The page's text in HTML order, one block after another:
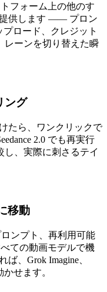
フォーム上の他のす
供します —— プロン
ロード、クレジット
レーンを切り替えた瞬
ング
たら、ワンクリックで
2.0 でも再実行
し、実際に刺さるテイ
移動
ンプト、再利用可能
ての動画モデルで機
、Grok Imagine、
せます。